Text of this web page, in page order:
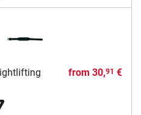
from 30,91 €